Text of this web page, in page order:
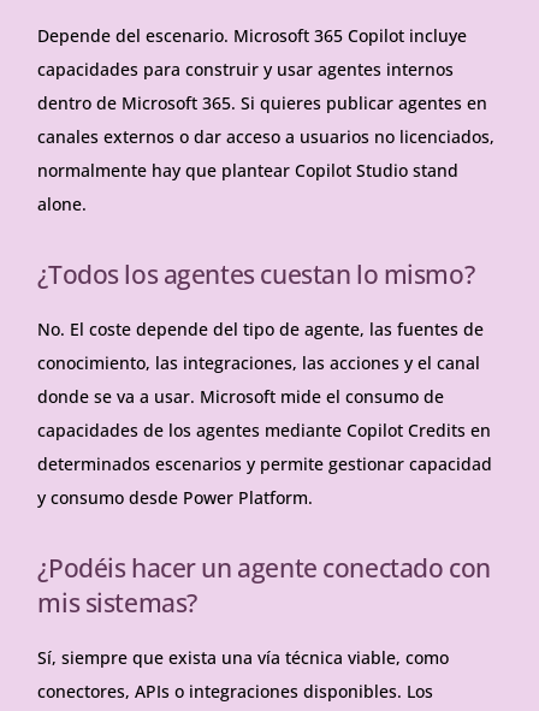
Depende del escenario. Microsoft 365 Copilot incluye
capacidades para construir y usar agentes internos
dentro de Microsoft 365. Si quieres publicar agentes en
canales externos o dar acceso a usuarios no licenciados,
normalmente hay que plantear Copilot Studio stand
alone.
¿Todos los agentes cuestan lo mismo?
No. El coste depende del tipo de agente, las fuentes de
conocimiento, las integraciones, las acciones y el canal
donde se va a usar. Microsoft mide el consumo de
capacidades de los agentes mediante Copilot Credits en
determinados escenarios y permite gestionar capacidad
y consumo desde Power Platform.
¿Podéis hacer un agente conectado con
mis sistemas?
Sí, siempre que exista una vía técnica viable, como
conectores, APIs o integraciones disponibles. Los